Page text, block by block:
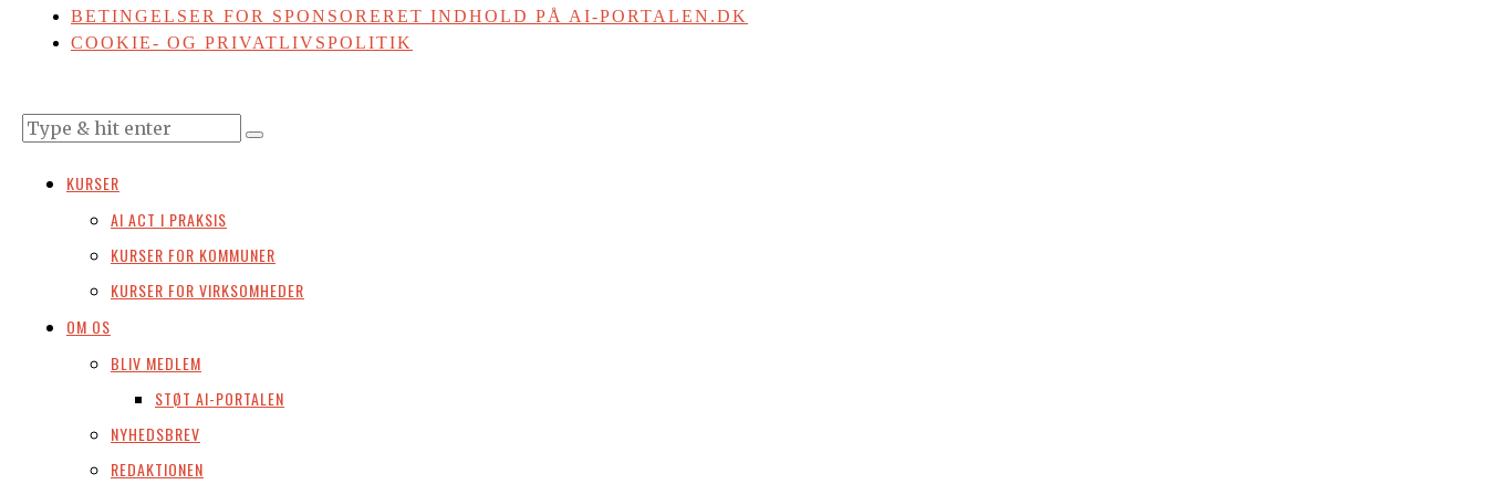
BETINGELSER FOR SPONSORERET INDHOLD PÅ AI-PORTALEN.DK
COOKIE- OG PRIVATLIVSPOLITIK
KURSER
AI ACT I PRAKSIS
KURSER FOR KOMMUNER
KURSER FOR VIRKSOMHEDER
OM OS
BLIV MEDLEM
STØT AI-PORTALEN
NYHEDSBREV
REDAKTIONEN